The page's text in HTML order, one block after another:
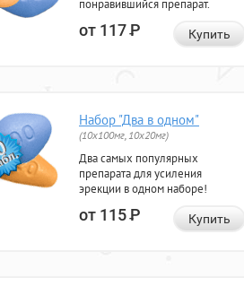
понравившийся препарат.
от 117Р Купить
Набор "Два в одном"
(10x100мг, 10x20мг)
Два самых популярных
препарата для усиления
эрекции в одном наборе!
от 115Р Купить